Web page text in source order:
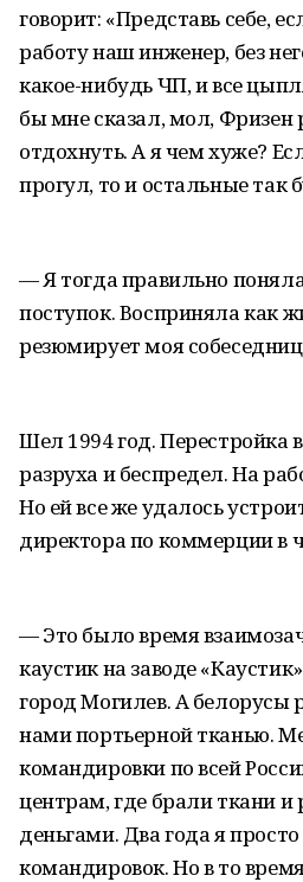
говорит: «Представь себе,
работу наш инженер, без
какое-нибудь ЧП, и все
бы мне сказал, мол, Фризен
отдохнуть. А я чем хуже?
прогул, то и остальные так
— Я тогда правильно
поступок. Восприняла как
резюмирует моя
Шел 1994 год. Перестройка
разруха и беспредел. На
Но ей все же удалось
директора по коммерции в
— Это было время
каустик на заводе
город Могилев. А белорусы
нами портьерной тканью.
командировки по всей
центрам, где брали ткани и
деньгами. Два года я
командировок. Но в то